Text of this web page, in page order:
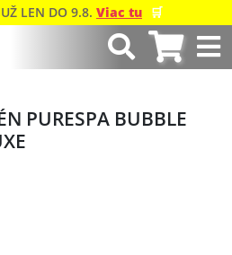
UŽ LEN DO 9.8. Viac tu 🛒
PURESPA BUBBLE